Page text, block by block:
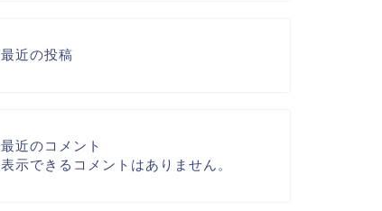
最近の投稿
最近のコメント
表示できるコメントはありません。